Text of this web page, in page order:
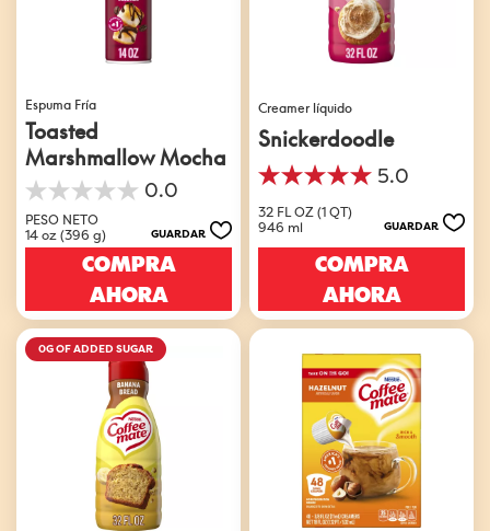
Espuma Fría
Toasted
Marshmallow Mocha
0.0
0.0
de
5
estrellas.
PESO NETO
14 oz (396 g)
GUARDAR
COMPRA
AHORA
Creamer líquido
Snickerdoodle
5.0
5.0
de
5
estrellas.
32 FL OZ (1 QT)
946 ml
GUARDAR
COMPRA
AHORA
0G OF ADDED SUGAR